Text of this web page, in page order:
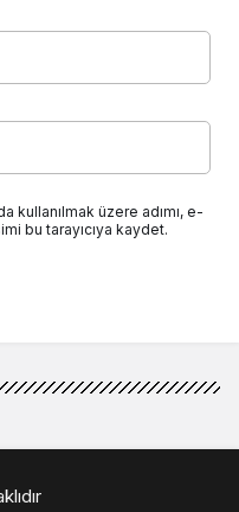
kullanılmak üzere adımı, e-
bu tarayıcıya kaydet.